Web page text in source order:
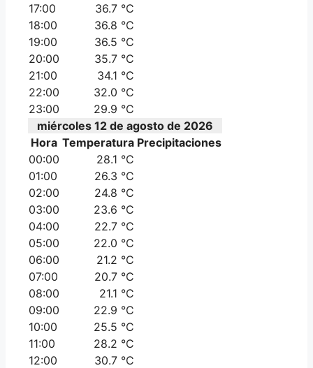
17:00
36.7 °C
18:00
36.8 °C
19:00
36.5 °C
20:00
35.7 °C
21:00
34.1 °C
22:00
32.0 °C
23:00
29.9 °C
miércoles 12 de agosto de 2026
Hora Temperatura Precipitaciones
00:00
28.1 °C
01:00
26.3 °C
02:00
24.8 °C
03:00
23.6 °C
04:00
22.7 °C
05:00
22.0 °C
06:00
21.2 °C
07:00
20.7 °C
08:00
21.1 °C
09:00
22.9 °C
10:00
25.5 °C
11:00
28.2 °C
12:00
30.7 °C